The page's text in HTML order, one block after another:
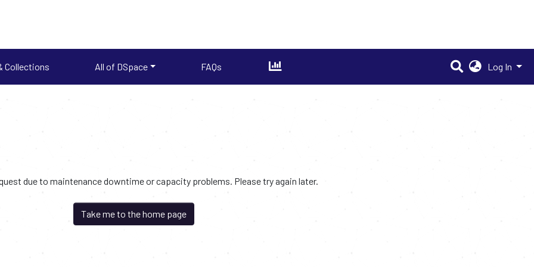
Collections All of DSpace FAQs Log In
due to maintenance downtime or capacity problems. Please try again later.
Take me to the home page